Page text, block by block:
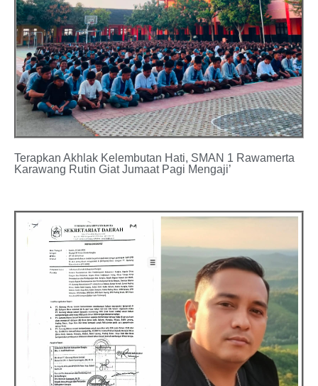
Terapkan Akhlak Kelembutan Hati, SMAN 1 Rawamerta
Karawang Rutin Giat Jumaat Pagi Mengaji’